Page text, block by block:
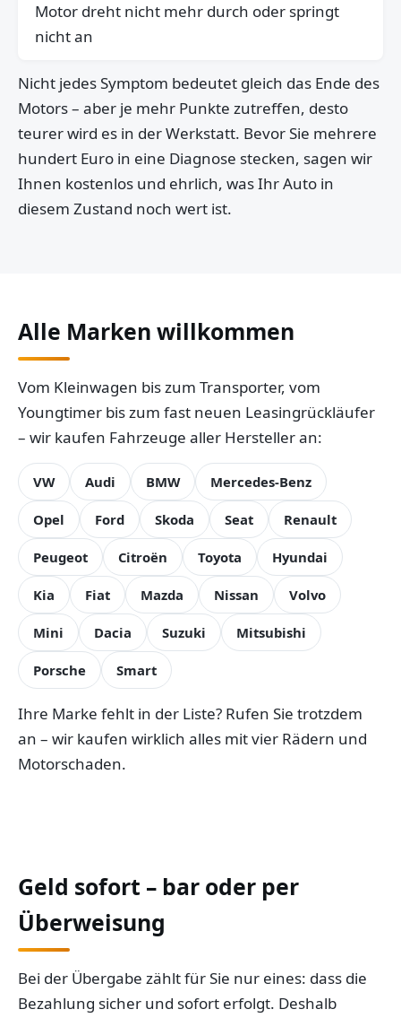
Motor dreht nicht mehr durch oder springt
nicht an
Nicht jedes Symptom bedeutet gleich das Ende des
Motors – aber je mehr Punkte zutreffen, desto
teurer wird es in der Werkstatt. Bevor Sie mehrere
hundert Euro in eine Diagnose stecken, sagen wir
Ihnen kostenlos und ehrlich, was Ihr Auto in
diesem Zustand noch wert ist.
Alle Marken willkommen
Vom Kleinwagen bis zum Transporter, vom
Youngtimer bis zum fast neuen Leasingrückläufer
– wir kaufen Fahrzeuge aller Hersteller an:
VW Audi BMW Mercedes-Benz
Opel Ford Skoda Seat Renault
Peugeot Citroën Toyota Hyundai
Kia Fiat Mazda Nissan Volvo
Mini Dacia Suzuki Mitsubishi
Porsche Smart
Ihre Marke fehlt in der Liste? Rufen Sie trotzdem
an – wir kaufen wirklich alles mit vier Rädern und
Motorschaden.
Geld sofort – bar oder per
Überweisung
Bei der Übergabe zählt für Sie nur eines: dass die
Bezahlung sicher und sofort erfolgt. Deshalb